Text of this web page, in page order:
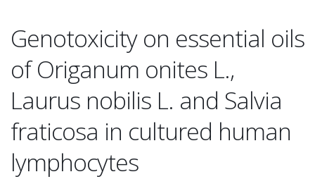
Genotoxicity on essential oils
of Origanum onites L.,
Laurus nobilis L. and Salvia
fraticosa in cultured human
lymphocytes